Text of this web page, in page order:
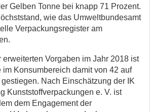
Gelben Tonne bei knapp 71 Prozent.
wie das Umweltbundesamt
Verpackungsregister am
erweiterten Vorgaben im Jahr 2018 ist
Konsumbereich damit von 42 auf
Nach Einschätzung der IK
Kunststoffverpackungen e. V. ist
dem Engagement der